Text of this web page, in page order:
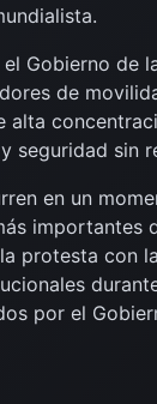
Gobierno de
de
seguridad sin
en un
protesta con
por el